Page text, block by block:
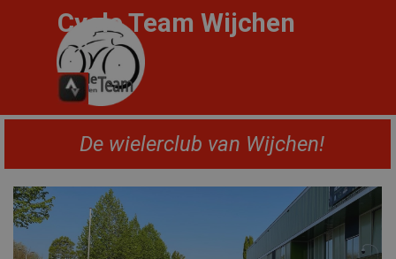
CycleTeam Wijchen
Menu overslaan
De wielerclub van Wijchen!